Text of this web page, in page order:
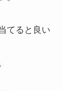
てると良い